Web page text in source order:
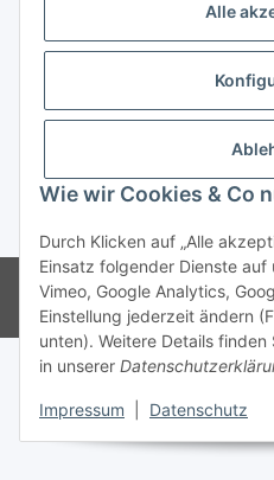
Alle
Wie wir Cookies & Co
Durch Klicken auf „Alle
Einsatz folgender Dienste auf
Vimeo, Google Analytics,
Einstellung jederzeit ändern
unten). Weitere Details finden
in unserer
Impressum Datenschutz
Vertrag
© Weinmann GmbH - Alle Rechte
sich ausschließlich an